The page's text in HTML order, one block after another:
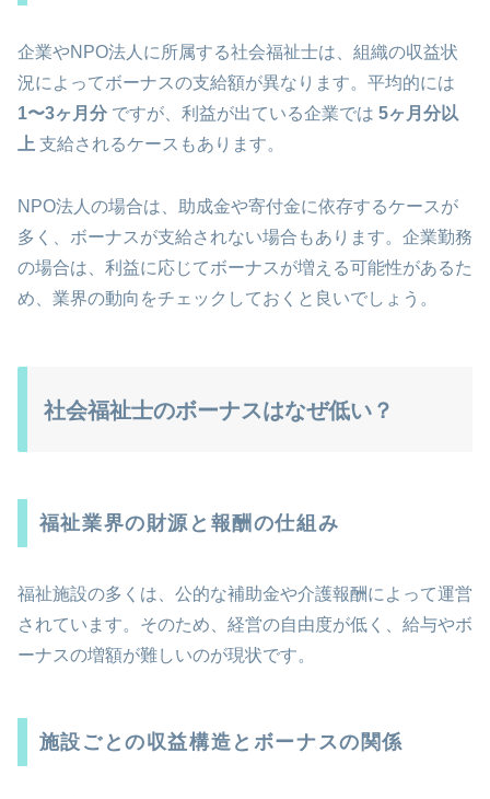
企業やNPO法人に所属する社会福祉士は、組織の収益状
況によってボーナスの支給額が異なります。平均的には
1〜3ヶ月分 ですが、利益が出ている企業では 5ヶ月分以
上 支給されるケースもあります。
NPO法人の場合は、助成金や寄付金に依存するケースが
多く、ボーナスが支給されない場合もあります。企業勤務
の場合は、利益に応じてボーナスが増える可能性があるた
め、業界の動向をチェックしておくと良いでしょう。
社会福祉士のボーナスはなぜ低い？
福祉業界の財源と報酬の仕組み
福祉施設の多くは、公的な補助金や介護報酬によって運営
されています。そのため、経営の自由度が低く、給与やボ
ーナスの増額が難しいのが現状です。
施設ごとの収益構造とボーナスの関係